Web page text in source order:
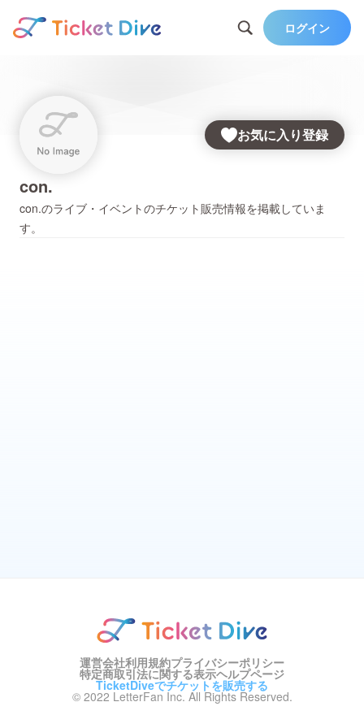
ログイン
お気に入り登録
con.
con.のライブ・イベントのチケット販売情報を掲載していま
す。
運営会社利用規約プライバシーポリシー
特定商取引法に関する表示ヘルプページ
TicketDiveでチケットを販売する
© 2022 LetterFan Inc. All Rights Reserved.